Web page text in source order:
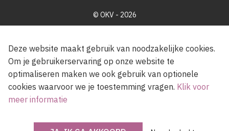
© OKV - 2026
Met steun van de Vlaamse Gemeenschap
Deze website maakt gebruik van noodzakelijke cookies.
Om je gebruikerservaring op onze website te
optimaliseren maken we ook gebruik van optionele
cookies waarvoor we je toestemming vragen. Klik voor
meer informatie